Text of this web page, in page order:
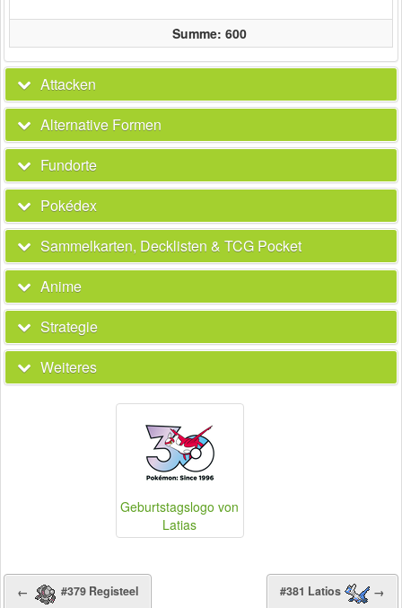
Summe: 600
Attacken
Alternative Formen
Fundorte
Pokédex
Sammelkarten, Decklisten & TCG Pocket
Anime
Strategie
Weiteres
Geburtstagslogo von
Latias
← #379 Registeel #381 Latios →